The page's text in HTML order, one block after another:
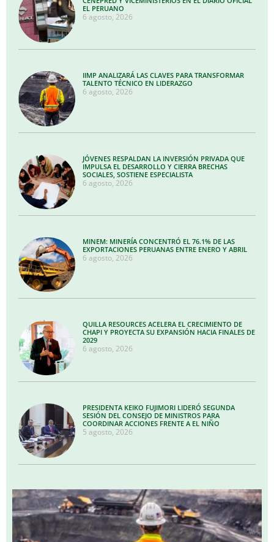
EL PERUANO
6 agosto, 2026
IIMP ANALIZARÁ LAS CLAVES PARA TRANSFORMAR
TALENTO TÉCNICO EN LIDERAZGO
6 agosto, 2026
JÓVENES RESPALDAN LA INVERSIÓN PRIVADA QUE
IMPULSA EL DESARROLLO Y CIERRA BRECHAS
SOCIALES, SOSTIENE ESPECIALISTA
6 agosto, 2026
MINEM: MINERÍA CONCENTRÓ EL 76.1% DE LAS
EXPORTACIONES PERUANAS ENTRE ENERO Y ABRIL
6 agosto, 2026
QUILLA RESOURCES ACELERA EL CRECIMIENTO DE
CHAPI Y PROYECTA SU EXPANSIÓN HACIA FINALES DE
2029
6 agosto, 2026
PRESIDENTA KEIKO FUJIMORI LIDERÓ SEGUNDA
SESIÓN DEL CONSEJO DE MINISTROS PARA
COORDINAR ACCIONES FRENTE A EL NIÑO
5 agosto, 2026